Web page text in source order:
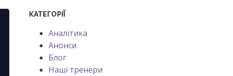
КАТЕГОРІЇ
Аналітика
Анонси
Блог
Наші тренери